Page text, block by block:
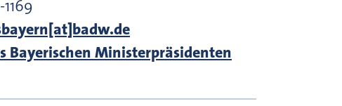
Bayerischen Ministerpräsidenten